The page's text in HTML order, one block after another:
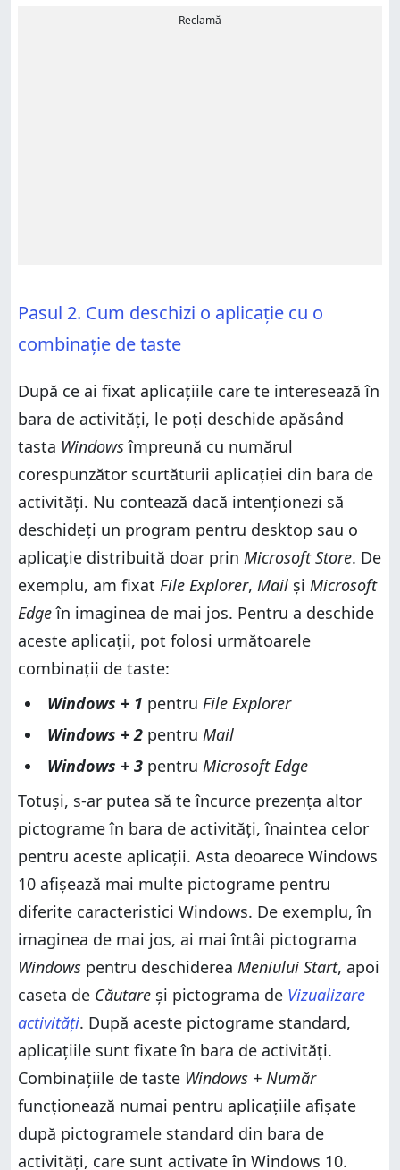
Reclamă
Pasul 2. Cum deschizi o aplicație cu o
combinație de taste
După ce ai fixat aplicațiile care te interesează în
bara de activități, le poți deschide apăsând
tasta Windowsîmpreună cu numărul
corespunzător scurtăturii aplicației din bara de
activități. Nu contează dacă intenționezi să
deschideți un program pentru desktop sau o
aplicație distribuită doar prin Microsoft Store. De
exemplu, am fixat File Explorer, Mail și Microsoft
Edgeîn imaginea de mai jos. Pentru a deschide
aceste aplicații, pot folosi următoarele
combinații de taste:
Windows + 1 pentru File Explorer
Windows + 2 pentru Mail
Windows + 3 pentru Microsoft Edge
Totuși, s-ar putea să te încurce prezența altor
pictograme în bara de activități, înaintea celor
pentru aceste aplicații. Asta deoarece Windows
10 afișează mai multe pictograme pentru
diferite caracteristici Windows. De exemplu, în
imaginea de mai jos, ai mai întâi pictograma
Windows pentru deschiderea Meniului Start, apoi
caseta de Căutare și pictograma de Vizualizare
activități. După aceste pictograme standard,
aplicațiile sunt fixate în bara de activități.
Combinațiile de taste Windows + Număr
funcționează numai pentru aplicațiile afișate
după pictogramele standard din bara de
activități, care sunt activate în Windows 10.